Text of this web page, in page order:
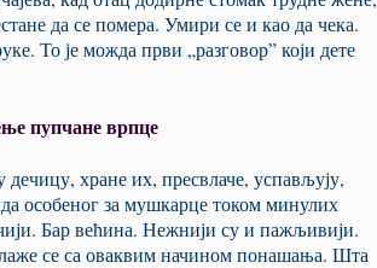
да се помера. Умири се и као да чека.
То је можда први „разговор” који дете
пупчане врпце
хране их, пресвлаче, успављују,
особеног за мушкарце током минулих
Бар већина. Нежнији су и пажљивији.
се са оваквим начином понашања. Шта